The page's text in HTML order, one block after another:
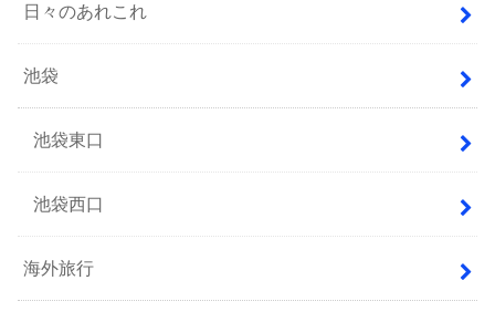
日々のあれこれ
池袋
池袋東口
池袋西口
海外旅行